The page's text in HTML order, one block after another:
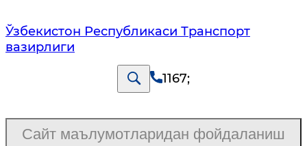
Ўзбекистон Республикаси Транспорт
вазирлиги
1167;
Сайт маълумотларидан фойдаланиш